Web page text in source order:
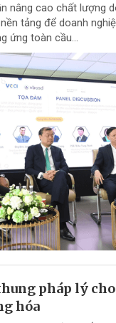
nâng cao chất lượng
tảng để doanh
ứng toàn cầu...
pháp lý
hóa